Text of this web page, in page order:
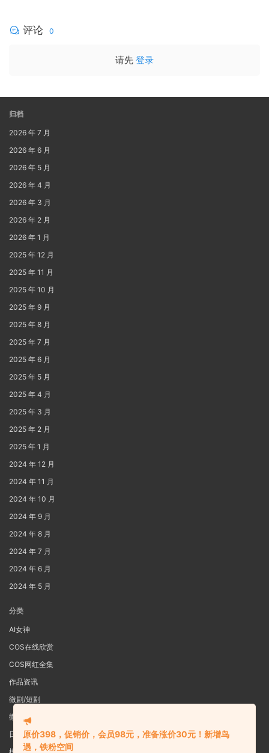
评论 0
请先 登录
归档
2026 年 7 月
2026 年 6 月
2026 年 5 月
2026 年 4 月
2026 年 3 月
2026 年 2 月
2026 年 1 月
2025 年 12 月
2025 年 11 月
2025 年 10 月
2025 年 9 月
2025 年 8 月
2025 年 7 月
2025 年 6 月
2025 年 5 月
2025 年 4 月
2025 年 3 月
2025 年 2 月
2025 年 1 月
2024 年 12 月
2024 年 11 月
2024 年 10 月
2024 年 9 月
2024 年 8 月
2024 年 7 月
2024 年 6 月
2024 年 5 月
分类
AI女神
COS在线欣赏
COS网红全集
作品资讯
微剧/短剧
微密圈
日系写真原价398，促销价，会员98元，准备涨价30元！新增鸟
遇，铁粉空间